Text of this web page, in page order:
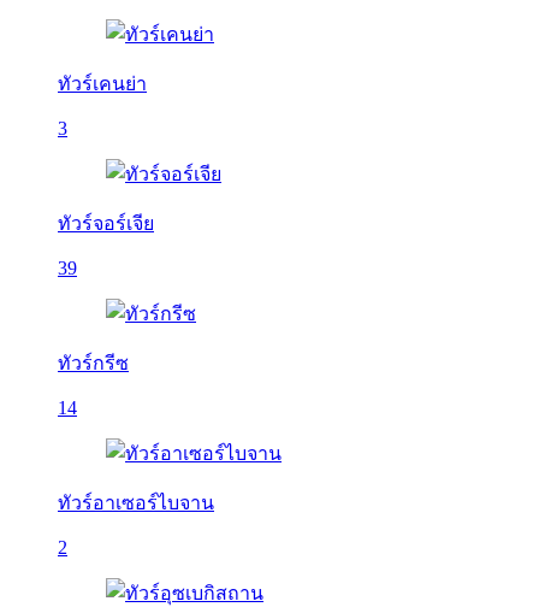
ทัวร์เคนย่า
3
ทัวร์จอร์เจีย
39
ทัวร์กรีซ
14
ทัวร์อาเซอร์ไบจาน
2